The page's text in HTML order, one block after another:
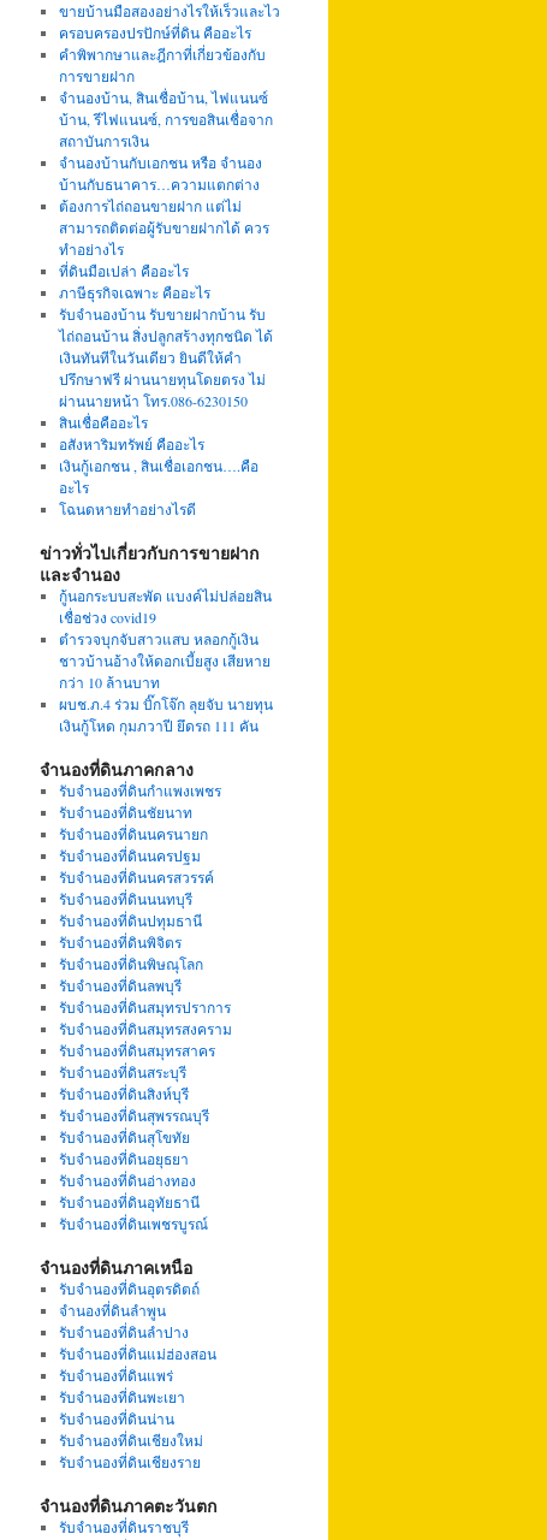
ขายบ้านมือสองอย่างไรให้เร็วและไว
ครอบครองปรปักษ์ที่ดิน คืออะไร
คำพิพากษาและฎีกาที่เกี่ยวข้องกับ
การขายฝาก
จำนองบ้าน, สินเชื่อบ้าน, ไฟแนนซ์
บ้าน, รีไฟแนนซ์, การขอสินเชื่อจาก
สถาบันการเงิน
จำนองบ้านกับเอกชน หรือ จำนอง
บ้านกับธนาคาร…ความแตกต่าง
ต้องการไถ่ถอนขายฝาก แต่ไม่
สามารถติดต่อผู้รับขายฝากได้ ควร
ทำอย่างไร
ที่ดินมือเปล่า คืออะไร
ภาษีธุรกิจเฉพาะ คืออะไร
รับจำนองบ้าน รับขายฝากบ้าน รับ
ไถ่ถอนบ้าน สิ่งปลูกสร้างทุกชนิด ได้
เงินทันทีในวันเดียว ยินดีให้คำ
ปรึกษาฟรี ผ่านนายทุนโดยตรง ไม่
ผ่านนายหน้า โทร.086-6230150
สินเชื่อคืออะไร
อสังหาริมทรัพย์ คืออะไร
เงินกู้เอกชน , สินเชื่อเอกชน….คือ
อะไร
โฉนดหายทำอย่างไรดี
ข่าวทั่วไปเกี่ยวกับการขายฝาก
และจำนอง
กู้นอกระบบสะพัด แบงค์ไม่ปล่อยสิน
เชื่อช่วง covid19
ตำรวจบุกจับสาวแสบ หลอกกู้เงิน
ชาวบ้านอ้างให้ดอกเบี้ยสูง เสียหาย
กว่า 10 ล้านบาท
ผบช.ภ.4 ร่วม บิ๊กโจ๊ก ลุยจับ นายทุน
เงินกู้โหด กุมภวาปี ยึดรถ 111 คัน
จำนองที่ดินภาคกลาง
รับจำนองที่ดินกำแพงเพชร
รับจำนองที่ดินชัยนาท
รับจำนองที่ดินนครนายก
รับจำนองที่ดินนครปฐม
รับจำนองที่ดินนครสวรรค์
รับจำนองที่ดินนนทบุรี
รับจำนองที่ดินปทุมธานี
รับจำนองที่ดินพิจิตร
รับจำนองที่ดินพิษณุโลก
รับจำนองที่ดินลพบุรี
รับจำนองที่ดินสมุทรปราการ
รับจำนองที่ดินสมุทรสงคราม
รับจำนองที่ดินสมุทรสาคร
รับจำนองที่ดินสระบุรี
รับจำนองที่ดินสิงห์บุรี
รับจำนองที่ดินสุพรรณบุรี
รับจำนองที่ดินสุโขทัย
รับจำนองที่ดินอยุธยา
รับจำนองที่ดินอ่างทอง
รับจำนองที่ดินอุทัยธานี
รับจำนองที่ดินเพชรบูรณ์
จำนองที่ดินภาคเหนือ
รับจำนองที่ดินอุตรดิตถ์
จำนองที่ดินลำพูน
รับจำนองที่ดินลำปาง
รับจำนองที่ดินแม่ฮ่องสอน
รับจำนองที่ดินแพร่
รับจำนองที่ดินพะเยา
รับจำนองที่ดินน่าน
รับจำนองที่ดินเชียงใหม่
รับจำนองที่ดินเชียงราย
จำนองที่ดินภาคตะวันตก
รับจำนองที่ดินราชบุรี